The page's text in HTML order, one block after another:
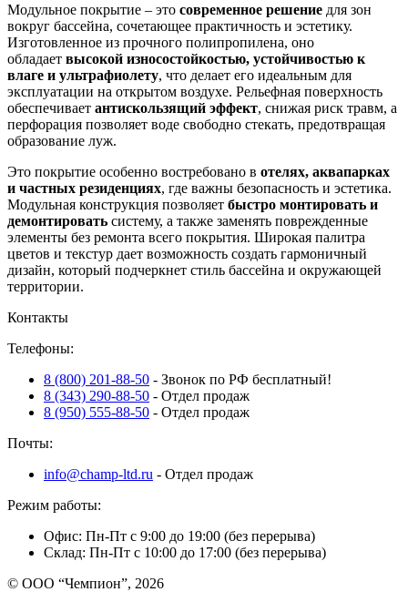
Модульное покрытие – это современное решение для зон
вокруг бассейна, сочетающее практичность и эстетику.
Изготовленное из прочного полипропилена, оно
обладает высокой износостойкостью, устойчивостью к
влаге и ультрафиолету, что делает его идеальным для
эксплуатации на открытом воздухе. Рельефная поверхность
обеспечивает антискользящий эффект, снижая риск травм, а
перфорация позволяет воде свободно стекать, предотвращая
образование луж.
Это покрытие особенно востребовано в отелях, аквапарках
и частных резиденциях, где важны безопасность и эстетика.
Модульная конструкция позволяет быстро монтировать и
демонтировать систему, а также заменять поврежденные
элементы без ремонта всего покрытия. Широкая палитра
цветов и текстур дает возможность создать гармоничный
дизайн, который подчеркнет стиль бассейна и окружающей
территории.
Контакты
Телефоны:
8 (800) 201-88-50 - Звонок по РФ бесплатный!
8 (343) 290-88-50 - Отдел продаж
8 (950) 555-88-50 - Отдел продаж
Почты:
info@champ-ltd.ru - Отдел продаж
Режим работы:
Офис: Пн-Пт с 9:00 до 19:00 (без перерыва)
Склад: Пн-Пт с 10:00 до 17:00 (без перерыва)
© ООО “Чемпион”, 2026